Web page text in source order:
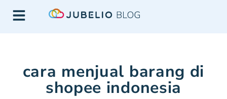
cara menjual barang di
shopee indonesia